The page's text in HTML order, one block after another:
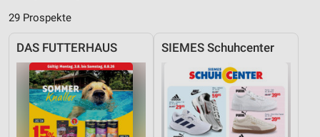
29 Prospekte
DAS FUTTERHAUS SIEMES Schuhcenter